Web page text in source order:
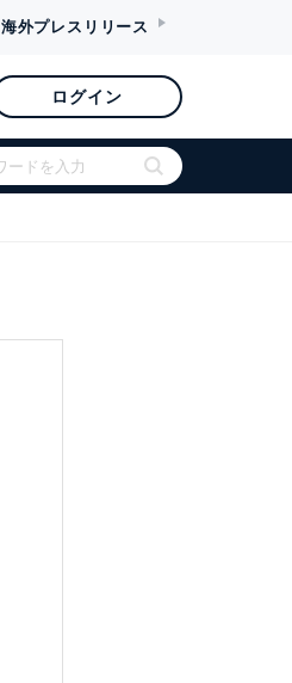
海外プレスリリース
ログイン